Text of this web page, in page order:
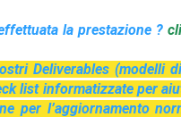
la prestazione ?
Deliverables (modelli
list informatizzate per
l’aggiornamento